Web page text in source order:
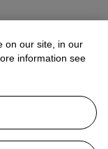
en marbre connu
A. M. Zanetti,
Delle
I, pl. 50). Publiée
1722, II, part 1,
Antonio Laferi datant
on our site, in our
information see